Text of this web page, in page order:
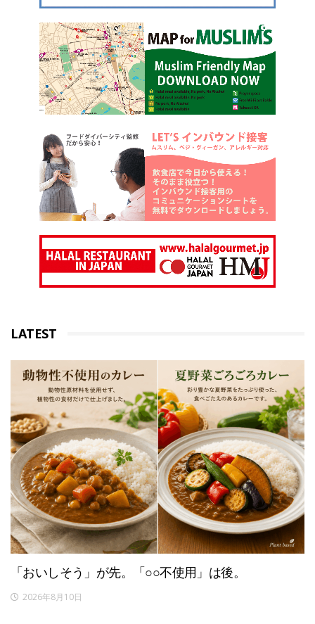
LATEST
「おいしそう」が先。「○○不使用」は後。
2026年8月10日